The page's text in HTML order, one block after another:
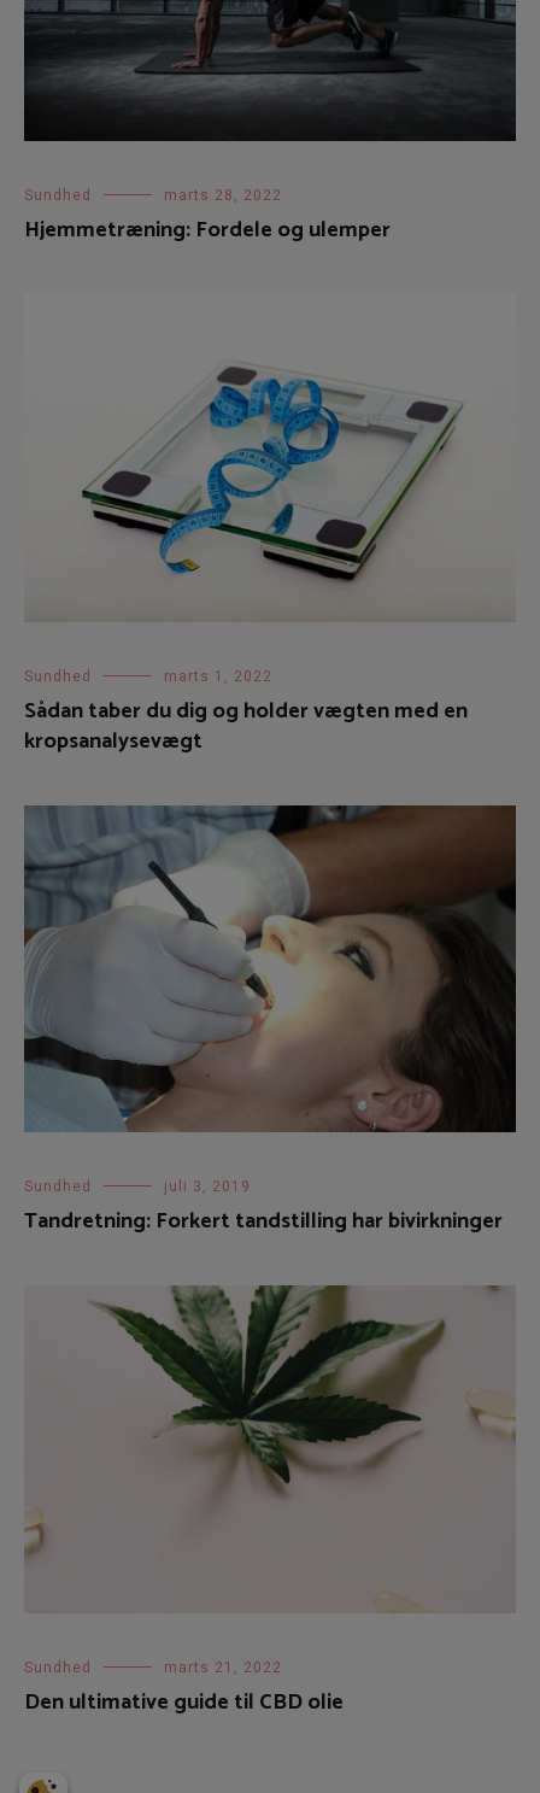
Sundhed marts 28, 2022
Hjemmetræning: Fordele og ulemper
Sundhed marts 1, 2022
Sådan taber du dig og holder vægten med en
kropsanalysevægt
Sundhed juli 3, 2019
Tandretning: Forkert tandstilling har bivirkninger
Sundhed marts 21, 2022
Den ultimative guide til CBD olie